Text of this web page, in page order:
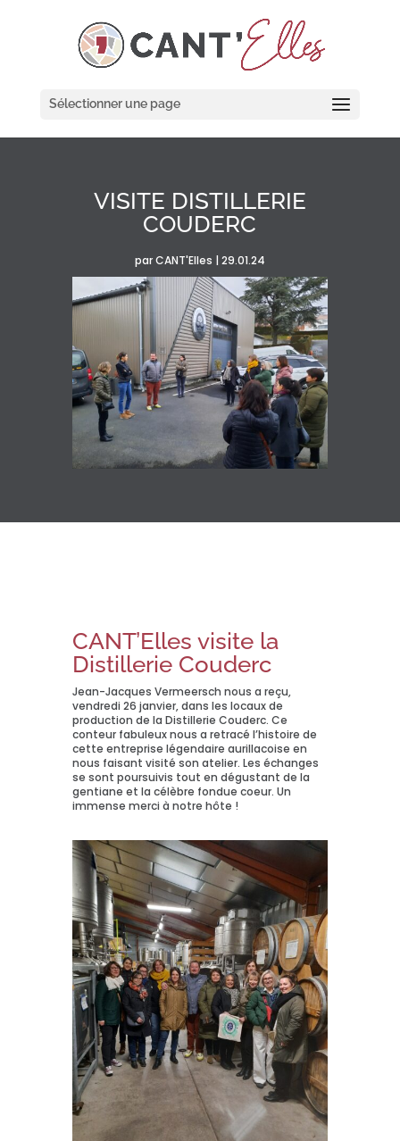
Sélectionner une page
VISITE DISTILLERIE
COUDERC
parCANT'Elles | 29.01.24
CANT’Elles visite la
Distillerie Couderc
Jean-Jacques Vermeersch nous a reçu,
vendredi 26 janvier, dans les locaux de
production de la Distillerie Couderc. Ce
conteur fabuleux nous a retracé l’histoire de
cette entreprise légendaire aurillacoise en
nous faisant visité son atelier. Les échanges
se sont poursuivis tout en dégustant de la
gentiane et la célèbre fondue coeur. Un
immense merci à notre hôte !